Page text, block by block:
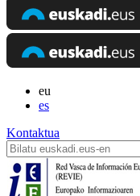
eu
es
Kontaktua